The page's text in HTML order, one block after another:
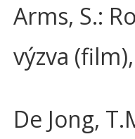
Arms, S.:
výzva
De Jong,